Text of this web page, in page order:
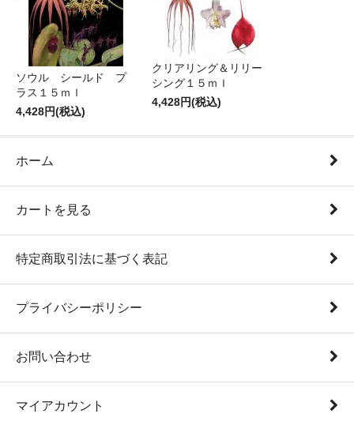
ソウル シールド プ
ラス１５ｍｌ
4,428円(税込)
クリアリング＆リリー
シング１５ｍｌ
4,428円(税込)
ホーム
カートを見る
特定商取引法に基づく表記
プライバシーポリシー
お問い合わせ
マイアカウント